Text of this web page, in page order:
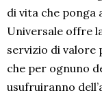
di vita che ponga
Universale offre
servizio di valore
che per ognuno
usufruiranno